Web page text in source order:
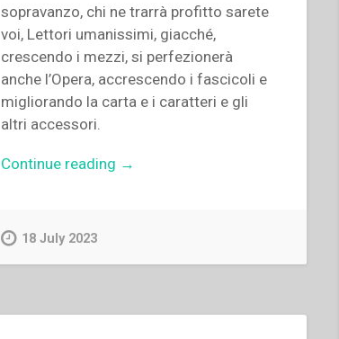
sopravanzo, chi ne trarrà profitto sarete
voi, Lettori umanissimi, giacché,
crescendo i mezzi, si perfezionerà
anche l’Opera, accrescendo i fascicoli e
migliorando la carta e i caratteri e gli
altri accessori.
Continue reading “Giovanni
per
→
18 July 2023